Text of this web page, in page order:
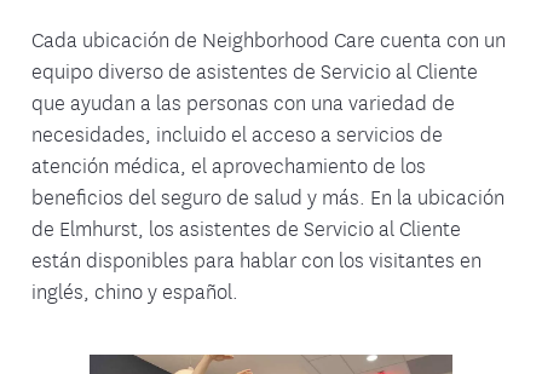
Cada ubicación de Neighborhood Care cuenta con un
equipo diverso de asistentes de Servicio al Cliente
que ayudan a las personas con una variedad de
necesidades, incluido el acceso a servicios de
atención médica, el aprovechamiento de los
beneficios del seguro de salud y más. En la ubicación
de Elmhurst, los asistentes de Servicio al Cliente
están disponibles para hablar con los visitantes en
inglés, chino y español.